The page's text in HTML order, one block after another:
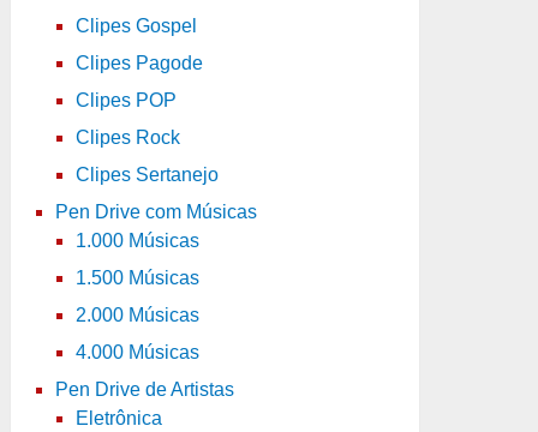
Clipes Gospel
Clipes Pagode
Clipes POP
Clipes Rock
Clipes Sertanejo
Pen Drive com Músicas
1.000 Músicas
1.500 Músicas
2.000 Músicas
4.000 Músicas
Pen Drive de Artistas
Eletrônica